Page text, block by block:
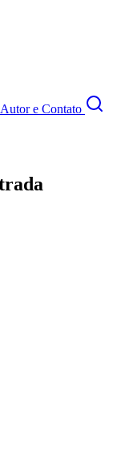
Autor e Contato